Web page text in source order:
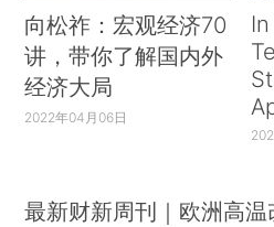
向松祚：宏观经济70
讲，带你了解国内外
经济大局
2022年04月06日
最新财新周刊｜欧洲高温